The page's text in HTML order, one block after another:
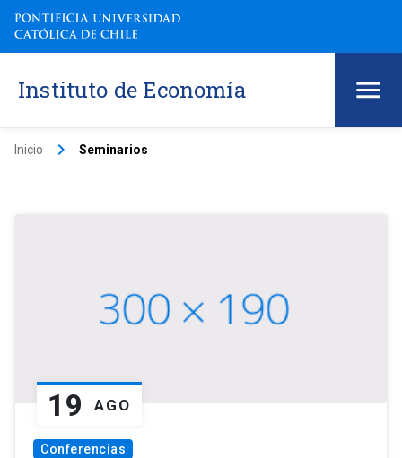
Instituto de Economía
Inicio keyboard_arrow_right Seminarios
19 AGO
Conferencias